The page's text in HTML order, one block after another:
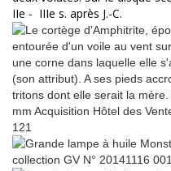
IIe - IIIe s. après J.-C.